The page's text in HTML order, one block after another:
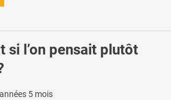
si l’on pensait plutôt
5 mois